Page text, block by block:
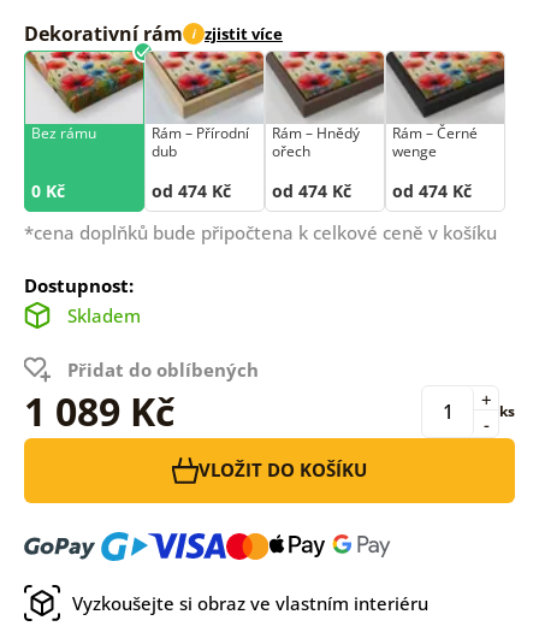
Dekorativní rám i zjistit více
Bez rámu
0 Kč
Rám –⁠⁠⁠⁠⁠⁠ Přírodní
dub
od 474 Kč
Rám –⁠⁠⁠⁠⁠⁠ Hnědý
ořech
od 474 Kč
Rám –⁠⁠⁠⁠⁠⁠ Černé
wenge
od 474 Kč
*cena doplňků bude připočtena k celkové ceně v košíku
Dostupnost:
Skladem
Přidat do oblíbených
1 089 Kč -
+ ks
VLOŽIT DO KOŠÍKU
Vyzkoušejte si obraz ve vlastním interiéru